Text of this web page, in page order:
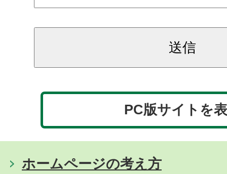
PC版サイトを
ホームページの考え方